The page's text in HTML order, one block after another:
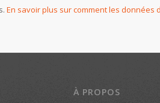
En savoir plus sur comment les données
À PROPOS